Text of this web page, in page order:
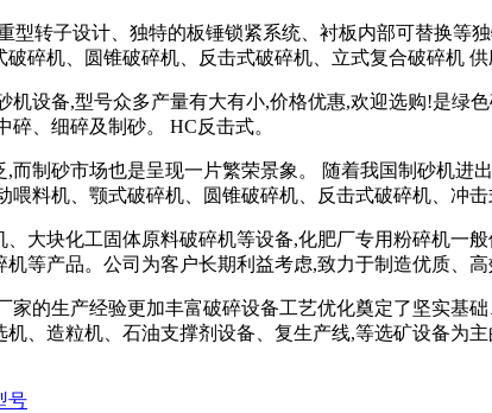
转子设计、独特的板锤锁紧系统、衬板内部可替换等
碎机、圆锥破碎机、反击式破碎机、立式复合破碎机 供
设备,型号众多产量有大有小,价格优惠,欢迎选购!是绿
、细碎及制砂。 HC反击式。
制砂市场也是呈现一片繁荣景象。 随着我国制砂机进
料机、颚式破碎机、圆锥破碎机、反击式破碎机、冲击
大块化工固体原料破碎机等设备,化肥厂专用粉碎机一
等产品。公司为客户长期利益考虑,致力于制造优质、高
的生产经验更加丰富破碎设备工艺优化奠定了坚实基
、造粒机、石油支撑剂设备、复生产线,等选矿设备为主
号